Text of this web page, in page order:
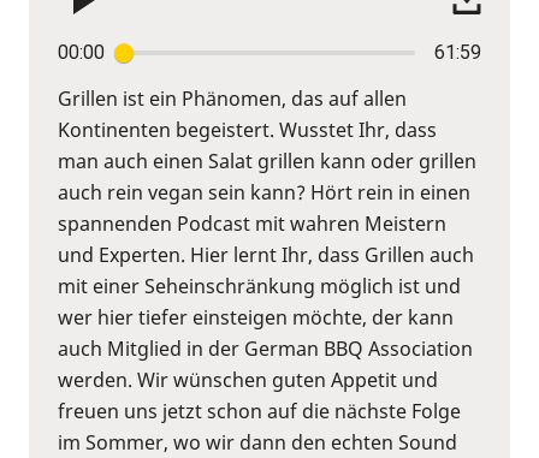
00:00 61:59
Grillen ist ein Phänomen, das auf allen
Kontinenten begeistert. Wusstet Ihr, dass
man auch einen Salat grillen kann oder grillen
auch rein vegan sein kann? Hört rein in einen
spannenden Podcast mit wahren Meistern
und Experten. Hier lernt Ihr, dass Grillen auch
mit einer Seheinschränkung möglich ist und
wer hier tiefer einsteigen möchte, der kann
auch Mitglied in der German BBQ Association
werden. Wir wünschen guten Appetit und
freuen uns jetzt schon auf die nächste Folge
im Sommer, wo wir dann den echten Sound